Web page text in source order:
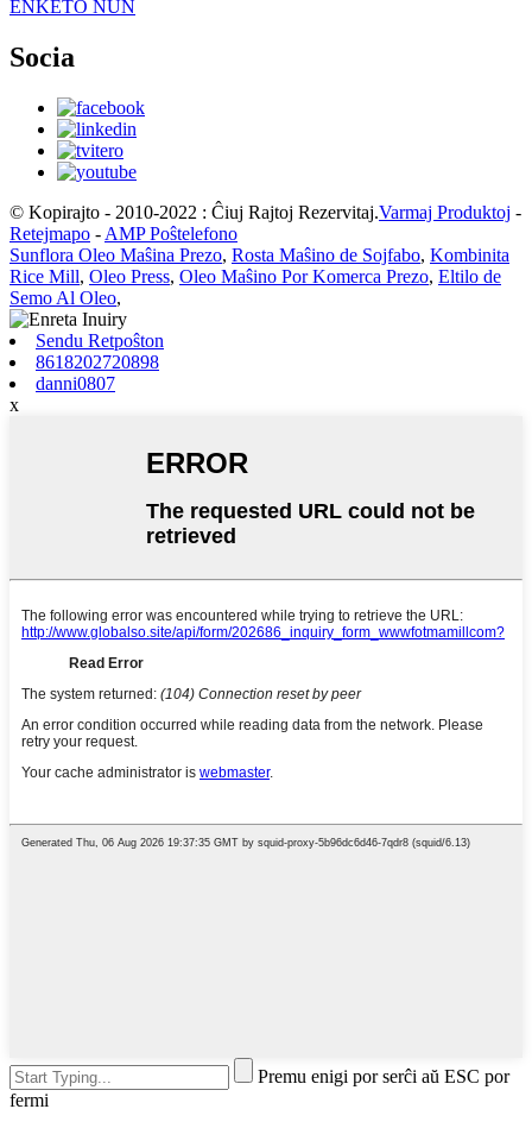
ENKETO NUN
Socia
© Kopirajto - 2010-2022 : Ĉiuj Rajtoj Rezervitaj.Varmaj Produktoj -
Retejmapo - AMP Poŝtelefono
Sunflora Oleo Maŝina Prezo, Rosta Maŝino de Sojfabo, Kombinita
Rice Mill, Oleo Press, Oleo Maŝino Por Komerca Prezo, Eltilo de
Semo Al Oleo,
Sendu Retpoŝton
8618202720898
danni0807
x
Premu enigi por serĉi aŭ ESC por
fermi